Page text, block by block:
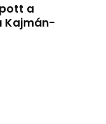
a
Kajmán-